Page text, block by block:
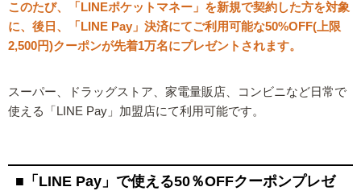
このたび、「LINEポケットマネー」を新規で契約した方を対象
に、後日、「LINE Pay」決済にてご利用可能な50%OFF(上限
2,500円)クーポンが先着1万名にプレゼントされます。
スーパー、ドラッグストア、家電量販店、コンビニなど日常で
使える「LINE Pay」加盟店にて利用可能です。
■「LINE Pay」で使える50％OFFクーポンプレゼ